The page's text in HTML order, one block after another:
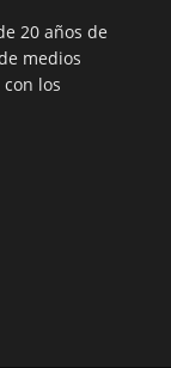
20 años de
medios
los